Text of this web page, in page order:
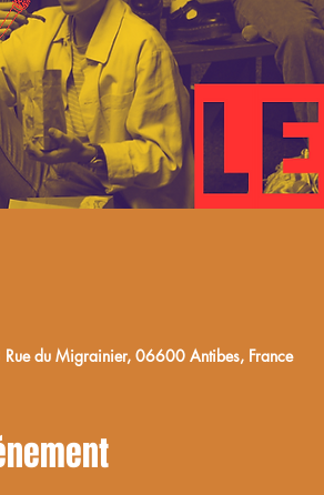
Rue du Migrainier, 06600 Antibes, France